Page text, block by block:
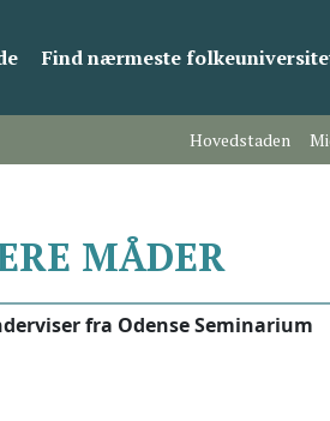
Find nærmeste
Hovedstaden
MÅDER
fra Odense Seminarium